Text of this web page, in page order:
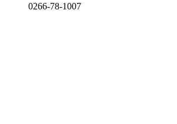
0266-78-1007